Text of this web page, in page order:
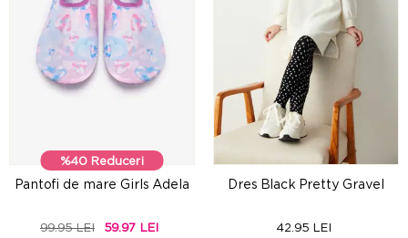
%40 Reduceri
Pantofi de mare Girls Adela
99.95 LEI 59.97 LEI
Dres Black Pretty Gravel
42.95 LEI